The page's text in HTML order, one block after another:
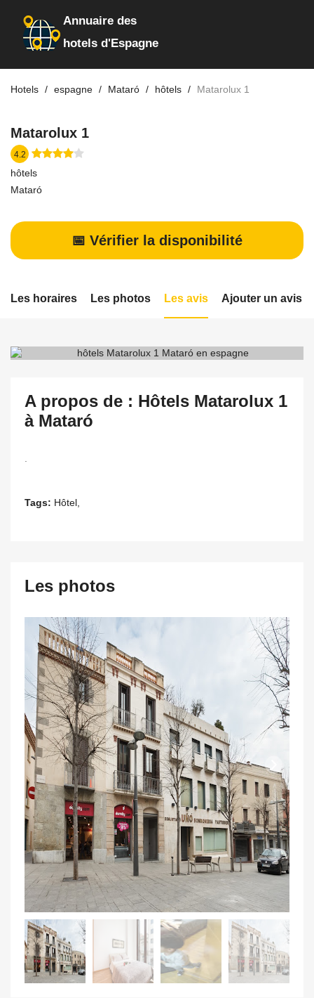
Annuaire des
hotels d'Espagne
Hotels espagne Mataró hôtels Matarolux 1
Matarolux 1
4.2
hôtels
Mataró
📅 Vérifier la disponibilité
Les horaires Les photos Les avis Ajouter un avis
A propos de : Hôtels Matarolux 1
à Mataró
Tags: Hôtel,
Les photos